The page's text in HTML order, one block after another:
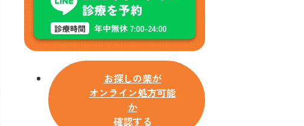
お探しの薬が
オンライン処方可能
か
確認する